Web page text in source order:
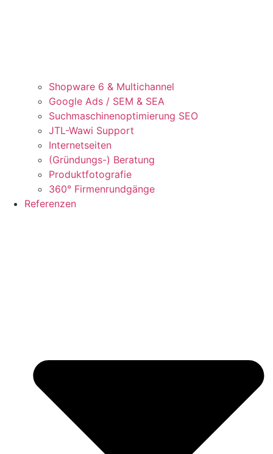
Shopware 6 & Multichannel
Google Ads / SEM & SEA
Suchmaschinenoptimierung SEO
JTL-Wawi Support
Internetseiten
(Gründungs-) Beratung
Produktfotografie
360° Firmenrundgänge
Referenzen